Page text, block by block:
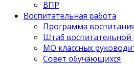
ВПР
Воспитательная работа
Программа воспитания
Штаб воспитательной
МО классных
Совет обучающихся